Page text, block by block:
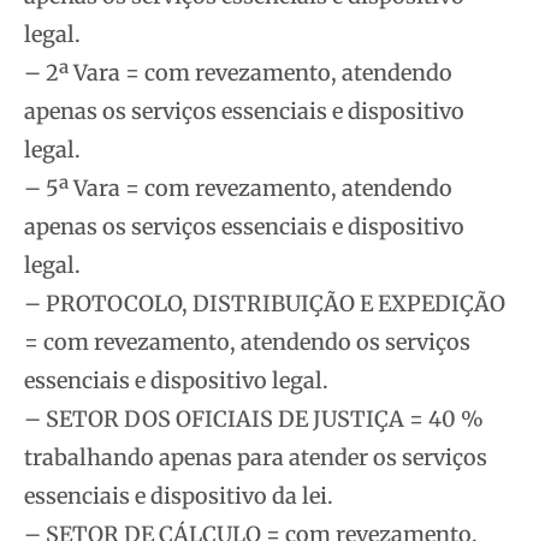
legal.
– 2ª Vara = com revezamento, atendendo
apenas os serviços essenciais e dispositivo
legal.
– 5ª Vara = com revezamento, atendendo
apenas os serviços essenciais e dispositivo
legal.
– PROTOCOLO, DISTRIBUIÇÃO E EXPEDIÇÃO
= com revezamento, atendendo os serviços
essenciais e dispositivo legal.
– SETOR DOS OFICIAIS DE JUSTIÇA = 40 %
trabalhando apenas para atender os serviços
essenciais e dispositivo da lei.
– SETOR DE CÁLCULO = com revezamento,